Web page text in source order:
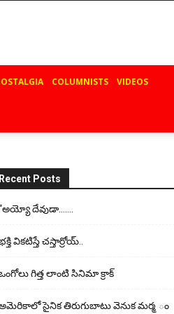
COLUMNISTS VIDEOS
Recent Posts
దేవుడా…….
విక‌టిస్తే చ‌స్తార్రోయ్‌..
గిత్త లాంటి సినిమా క్రాక్
సైనిక తిరుగుబాటు వెనుక మర్మ ం